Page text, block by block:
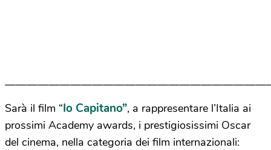
Sarà il film “Io Capitano”, a rappresentare l’Italia ai
prossimi Academy awards, i prestigiosissimi Oscar
del cinema, nella categoria dei film internazionali: